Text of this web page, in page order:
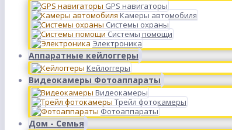
GPS навигаторы
Камеры автомобиля
Системы охраны
Системы помощи
Электроника
Аппаратные кейлоггеры
Кейлоггеры
Видеокамеры Фотоаппараты
Видеокамеры
Трейл фотокамеры
Фотоаппараты
Дом - Семья